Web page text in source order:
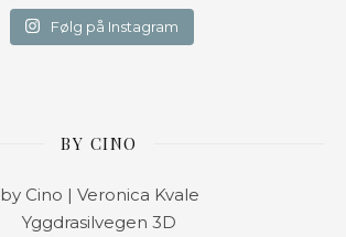
Følg på Instagram
BY CINO
by Cino | Veronica Kvale
Yggdrasilvegen 3D